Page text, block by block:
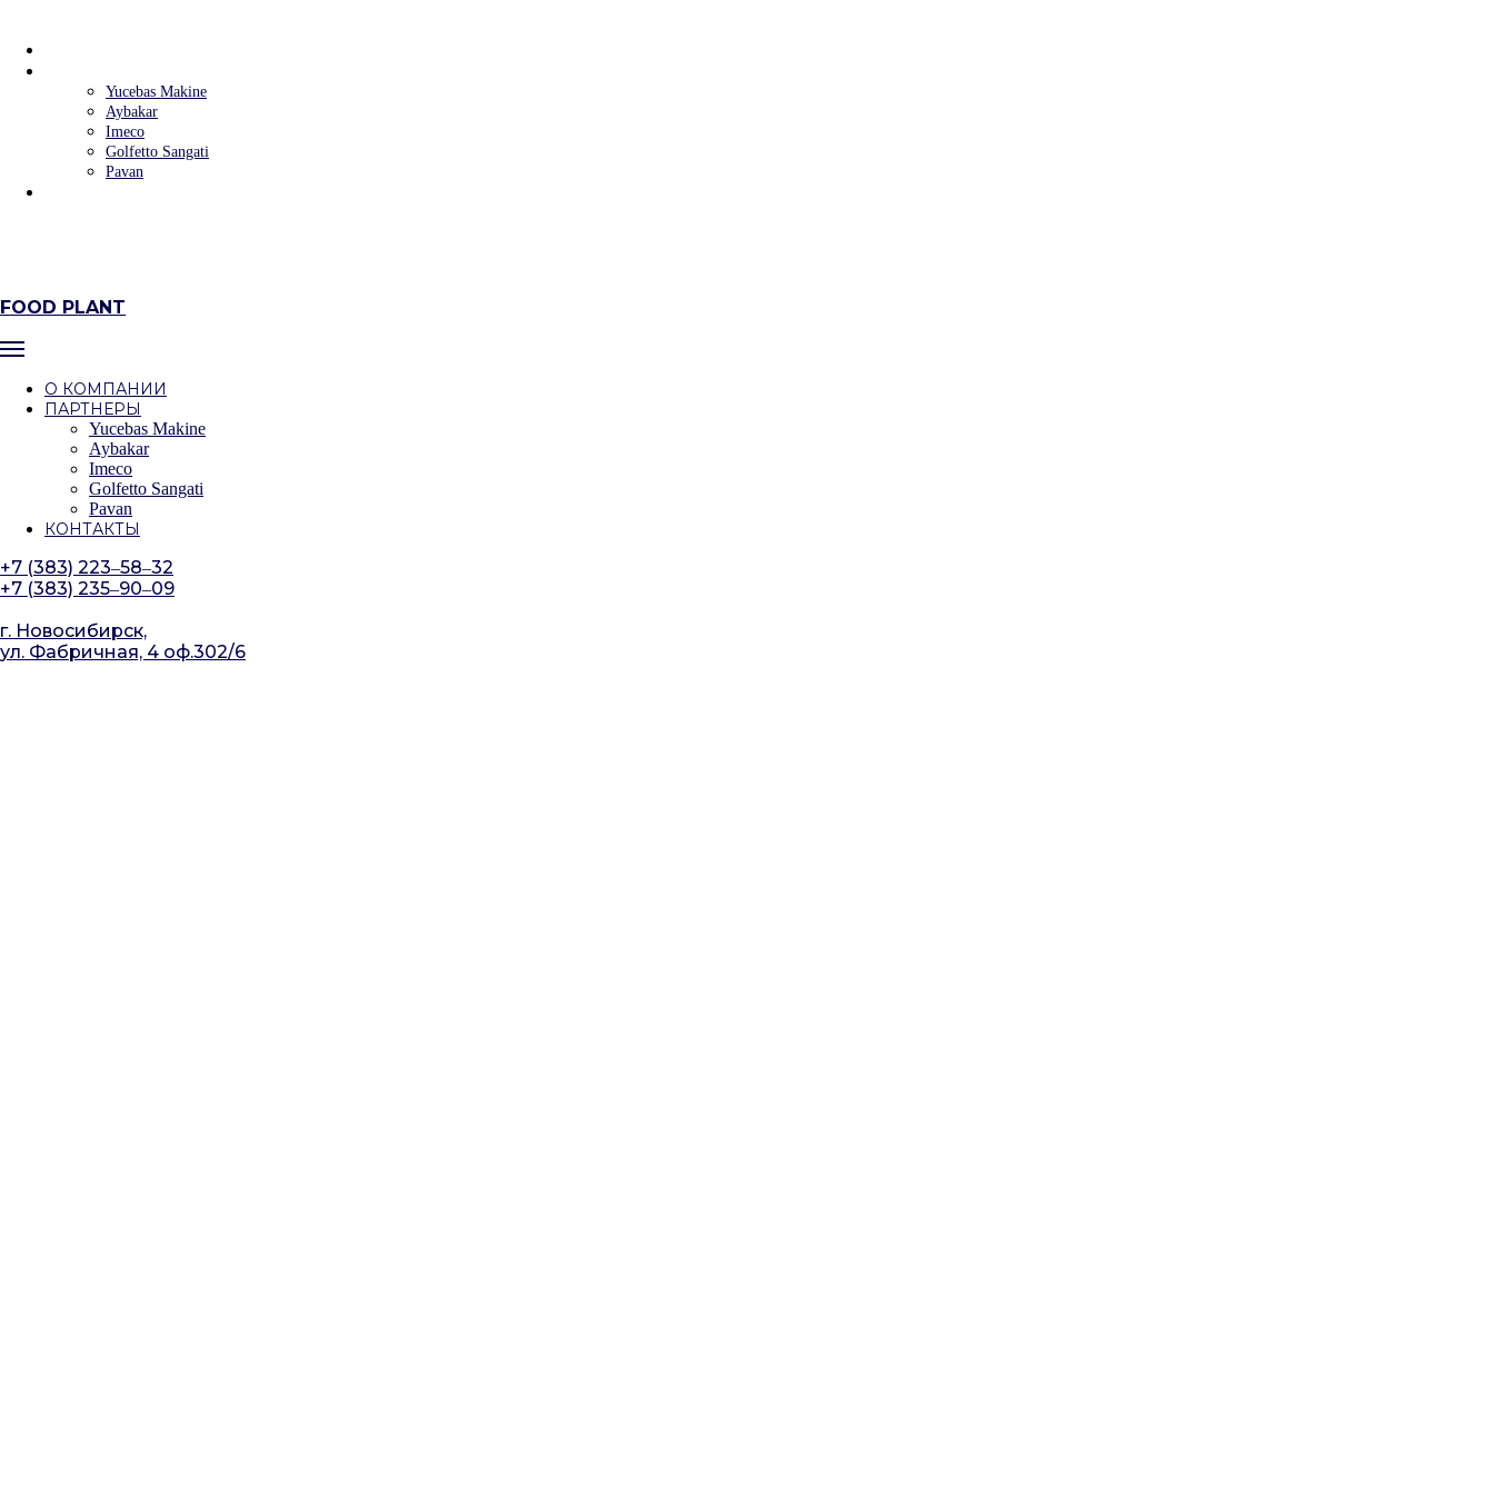
Yucebas Makine
Aybakar
Imeco
Golfetto Sangati
Pavan
FOOD PLANT
О КОМПАНИИ
ПАРТНЕРЫ
Yucebas Makine
Aybakar
Imeco
Golfetto Sangati
Pavan
КОНТАКТЫ
+7 (383) 223‒58‒32
+7 (383) 235‒90‒09
г. Новосибирск,
ул. Фабричная, 4 оф.302/6